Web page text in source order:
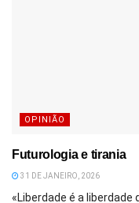
OPINIÃO
Futurologia e tirania
31 DE JANEIRO, 2026
«Liberdade é a liberdade